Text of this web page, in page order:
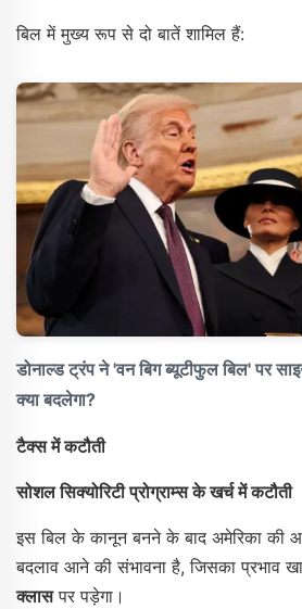
बिल में मुख्य रूप से दो बातें शामिल हैं:
डोनाल्ड ट्रंप ने 'वन बिग ब्यूटीफुल बिल' पर
क्या बदलेगा?
टैक्स में कटौती
सोशल सिक्योरिटी प्रोग्राम्स के खर्च में कटौती
इस बिल के कानून बनने के बाद अमेरिका की
बदलाव आने की संभावना है, जिसका प्रभाव
क्लासपर पड़ेगा।